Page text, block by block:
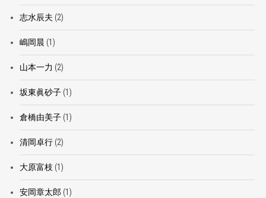
志水辰夫 (2)
嶋岡晨 (1)
山本一力 (2)
坂東眞砂子(1)
倉橋由美子(1)
清岡卓行(2)
大原富枝 (1)
安岡章太郎 (1)